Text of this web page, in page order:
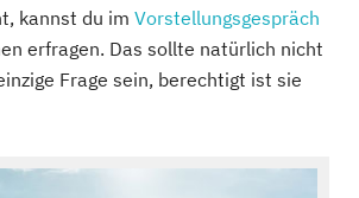
kannst du im Vorstellungsgespräch
erfragen. Das sollte natürlich nicht
Frage sein, berechtigt ist sie